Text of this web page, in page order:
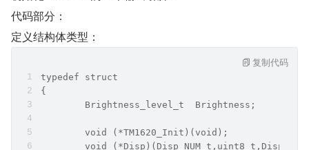
代码部分：
定义结构体类型：
typedef struct
{
	Brightness_level_t  Brightness;
void (*TM1620_Init)(void);
void
复制代码